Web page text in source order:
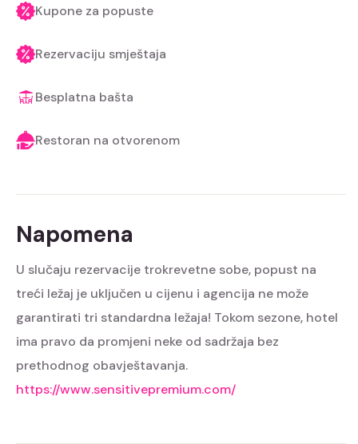
Kupone za popuste
Rezervaciju smještaja
Besplatna bašta
Restoran na otvorenom
Napomena
U slučaju rezervacije trokrevetne sobe, popust na
treći ležaj je uključen u cijenu i agencija ne može
garantirati tri standardna ležaja! Tokom sezone, hotel
ima pravo da promjeni neke od sadržaja bez
prethodnog obavještavanja.
https://www.sensitivepremium.com/